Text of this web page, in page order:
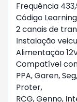
Frequência
Código
2 canais de
Instalação
Alimentação
Compatível
PPA, Garen,
Proter,
RCG, Genno,